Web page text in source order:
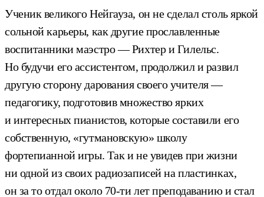
Ученик великого Нейгауза, он не сделал столь яркой
сольной карьеры, как другие прославленные
воспитанники маэстро — Рихтер и Гилельс.
Но будучи его ассистентом, продолжил и развил
другую сторону дарования своего учителя —
педагогику, подготовив множество ярких
и интересных пианистов, которые составили его
собственную, «гутмановскую» школу
фортепианной игры. Так и не увидев при жизни
ни одной из своих радиозаписей на пластинках,
он за то отдал около 70-ти лет преподаванию и стал